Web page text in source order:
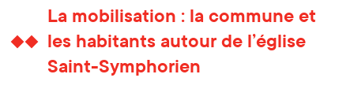
La mobilisation : la commune et
les habitants autour de l’église
Saint-Symphorien